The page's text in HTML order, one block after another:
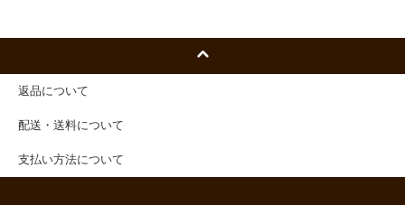
返品について
配送・送料について
支払い方法について